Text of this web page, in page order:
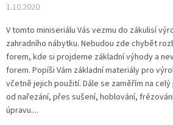
p
s
č
l
á
n
k
ů
1.10.2020
V tomto miniseriálu Vás vezmu do zákulisí
zahradního nábytku. Nebudou zde chybět
forem, kde si projdeme základní výhody a
forem. Popíši Vám základní materiály pro
včetně jejich použití. Dále se zaměřím na
od nařezání, přes sušení, hoblování,
úpravu....